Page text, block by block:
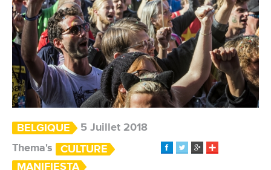
BELGIQUE
5 Juillet 2018
Thema's
CULTURE
MANIFIESTA